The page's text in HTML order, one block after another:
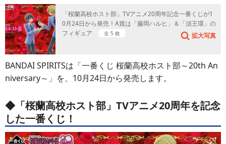
「桜蘭高校ホスト部」TVアニメ20周年記念一番くじが1
0月24日から発売！A賞は「藤岡ハルヒ」＆「須王環」の
フィギュア
全 5 枚 拡大写真
BANDAI SPIRITSは「一番くじ 桜蘭高校ホスト部～20th An
niversary～」を、10月24日から発売します。
◆「桜蘭高校ホスト部」TVアニメ20周年を記念
した一番くじ！